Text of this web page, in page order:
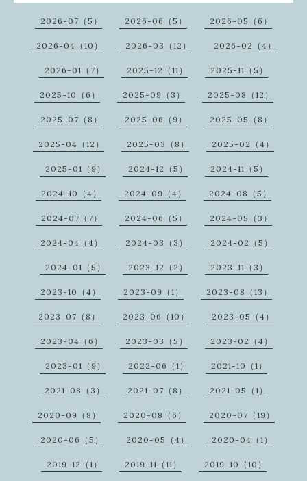
2026-07（5） 2026-06（5） 2026-05（6）
2026-04（10） 2026-03（12） 2026-02（4）
2026-01（7） 2025-12（11） 2025-11（5）
2025-10（6） 2025-09（3） 2025-08（12）
2025-07（8） 2025-06（9） 2025-05（8）
2025-04（12） 2025-03（8） 2025-02（4）
2025-01（9） 2024-12（5） 2024-11（5）
2024-10（4） 2024-09（4） 2024-08（5）
2024-07（7） 2024-06（5） 2024-05（3）
2024-04（4） 2024-03（3） 2024-02（5）
2024-01（5） 2023-12（2） 2023-11（3）
2023-10（4） 2023-09（1） 2023-08（13）
2023-07（8） 2023-06（10） 2023-05（4）
2023-04（6） 2023-03（5） 2023-02（4）
2023-01（9） 2022-06（1） 2021-10（1）
2021-08（3） 2021-07（8） 2021-05（1）
2020-09（8） 2020-08（6） 2020-07（19）
2020-06（5） 2020-05（4） 2020-04（1）
2019-12（1） 2019-11（11） 2019-10（10）